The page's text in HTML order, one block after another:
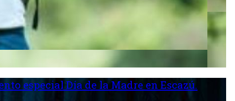
especial Día de la Madre en Escazú.